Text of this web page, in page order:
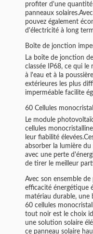
profiter d'une
panneaux
pouvez également
d'électricité à long
Boîte de jonction
La boîte de jonction
classée IP68, ce qui
à l'eau et à la
extérieures les plus
imperméable facilite
60 Cellules
Le module
cellules
leur fiabilité
absorber la lumière
avec une perte
de tirer le meilleur
Avec son ensemble
efficacité énergétique
matériau durable,
60 cellules
tout noir est le choix
une solution solaire
ce panneau solaire